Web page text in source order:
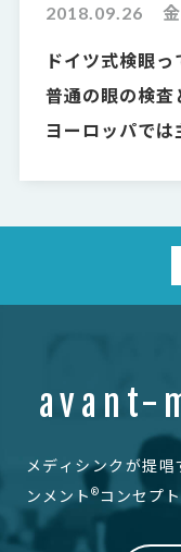
2018.09.26
ドイツ式検眼っ
普通の眼の検査
ヨーロッパでは
avant-
メディシンクが提
ンメント ®コンセプ